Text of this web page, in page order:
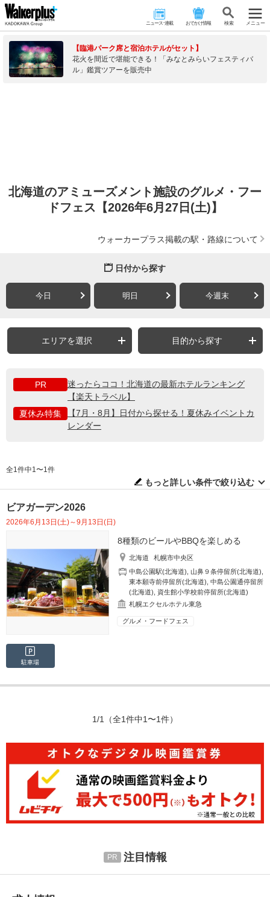
ニュース･連載 おでかけ情報 検 索 メニュー
【臨港パーク席と宿泊ホテルがセット】
花火を間近で堪能できる！「みなとみらいフェスティバ
ル」鑑賞ツアーを販売中
北海道のアミューズメント施設のグルメ・フー
ドフェス【2026年6月27日(土)】
ウォーカープラス掲載の駅・路線について
日付から探す
今日 明日 今週末
エリアを選択 目的から探す
PR
迷ったらココ！北海道の最新ホテルランキング
【楽天トラベル】
夏休み特集
【7月・8月】日付から探せる！夏休みイベントカ
レンダー
全1件中1〜1件
もっと詳しい条件で絞り込む
ビアガーデン2026
2026年6月13日(土)～9月13日(日)
8種類のビールやBBQを楽しめる
北海道
札幌市中央区
中島公園駅(北海道)
山鼻９条停留所(北海道)
東本願寺前停留所(北海道) ,中島公園通停留所
(北海道)
資生館小学校前停留所(北海道)
札幌エクセルホテル東急
グルメ・フードフェス
駐車場
1/1 （全1件中1〜1件）
注目情報